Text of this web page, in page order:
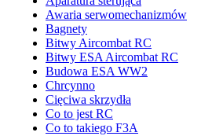
Awaria serwomechanizmów
Bagnety
Bitwy Aircombat RC
Bitwy ESA Aircombat RC
Budowa ESA WW2
Chrcynno
Cięciwa skrzydła
Co to jest RC
Co to takiego F3A